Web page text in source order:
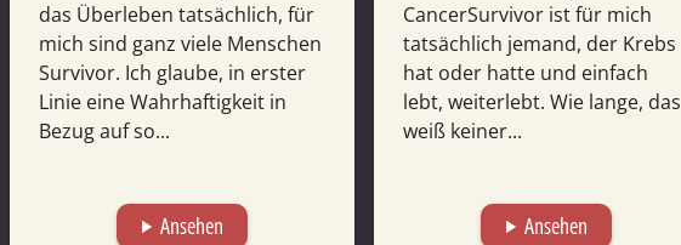
das Überleben tatsächlich, für
mich sind ganz viele Menschen
Survivor. Ich glaube, in erster
Linie eine Wahrhaftigkeit in
Bezug auf so...
play_arrow Ansehen
CancerSurvivor ist für mich
tatsächlich jemand, der Krebs
hat oder hatte und einfach
lebt, weiterlebt. Wie lange, das
weiß keiner...
play_arrow Ansehen